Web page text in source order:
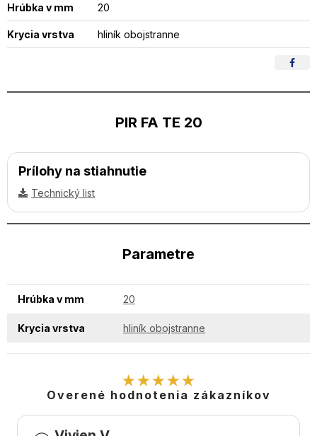
Hrúbka v mm 20
Krycia vrstva hliník obojstranne
PIR FA TE 20
Prílohy na stiahnutie
Technický list
Parametre
Hrúbka v mm 20
Krycia vrstva hliník obojstranne
★★★★★
Overené hodnotenia zákazníkov